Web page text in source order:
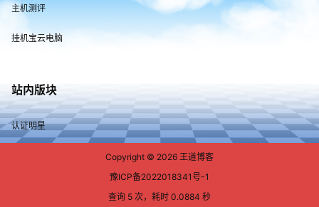
主机测评
挂机宝云电脑
站内版块
认证明星
Copyright © 2026 王道博客
豫ICP备2022018341号-1
查询 5 次，耗时 0.0884 秒